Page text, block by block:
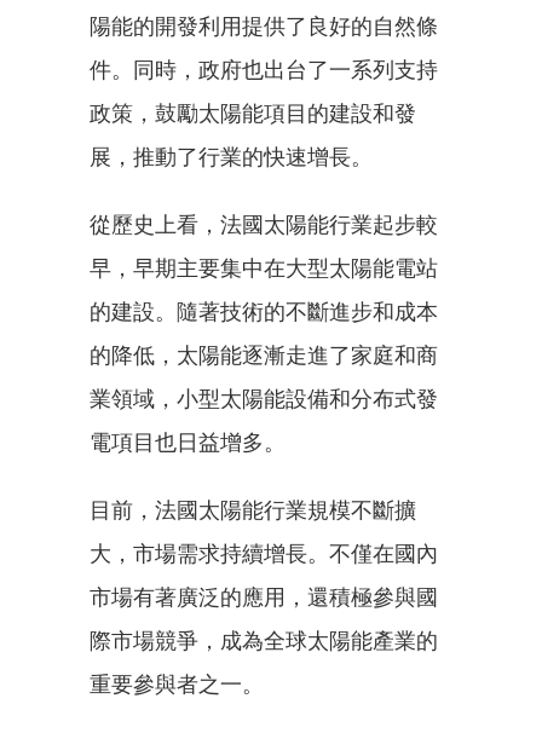
陽能的開發利用提供了良好的自然條
件。同時，政府也出台了一系列支持
政策，鼓勵太陽能項目的建設和發
展，推動了行業的快速增長。
從歷史上看，法國太陽能行業起步較
早，早期主要集中在大型太陽能電站
的建設。隨著技術的不斷進步和成本
的降低，太陽能逐漸走進了家庭和商
業領域，小型太陽能設備和分布式發
電項目也日益增多。
目前，法國太陽能行業規模不斷擴
大，市場需求持續增長。不僅在國內
市場有著廣泛的應用，還積極參與國
際市場競爭，成為全球太陽能產業的
重要參與者之一。